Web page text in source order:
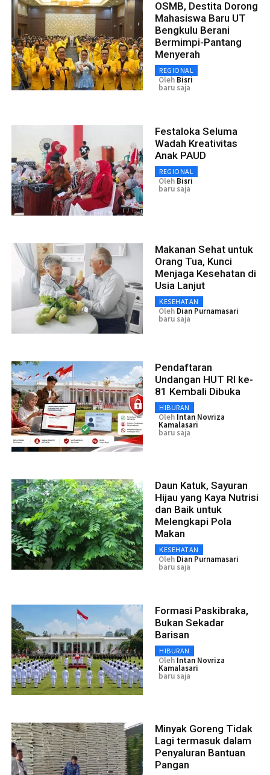
OSMB, Destita Dorong
Mahasiswa Baru UT
Bengkulu Berani
Bermimpi-Pantang
Menyerah
REGIONAL
Oleh Bisri
baru saja
Festaloka Seluma
Wadah Kreativitas
Anak PAUD
REGIONAL
Oleh Bisri
baru saja
Makanan Sehat untuk
Orang Tua, Kunci
Menjaga Kesehatan di
Usia Lanjut
KESEHATAN
Oleh Dian Purnamasari
baru saja
Pendaftaran
Undangan HUT RI ke-
81 Kembali Dibuka
HIBURAN
Oleh Intan Novriza
Kamalasari
baru saja
Daun Katuk, Sayuran
Hijau yang Kaya Nutrisi
dan Baik untuk
Melengkapi Pola
Makan
KESEHATAN
Oleh Dian Purnamasari
baru saja
Formasi Paskibraka,
Bukan Sekadar
Barisan
HIBURAN
Oleh Intan Novriza
Kamalasari
baru saja
Minyak Goreng Tidak
Lagi termasuk dalam
Penyaluran Bantuan
Pangan